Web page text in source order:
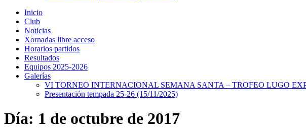
Inicio
Club
Noticias
Xornadas libre acceso
Horarios partidos
Resultados
Equipos 2025-2026
Galerías
VI TORNEO INTERNACIONAL SEMANA SANTA – TROFEO LUGO
Presentación tempada 25-26 (15/11/2025)
Día: 1 de octubre de 2017